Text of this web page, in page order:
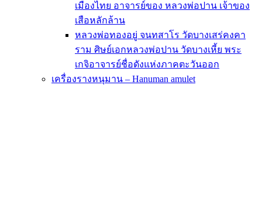
เมืองไทย อาจารย์ของ หลวงพ่อปาน เจ้าของ
เสือหลักล้าน
หลวงพ่อทองอยู่ จนทสาโร วัดบางเสร่คงคา
ราม ศิษย์เอกหลวงพ่อปาน วัดบางเหี้ย พระ
เกจิอาจารย์ชื่อดังแห่งภาคตะวันออก
เครื่องรางหนุมาน – Hanuman amulet